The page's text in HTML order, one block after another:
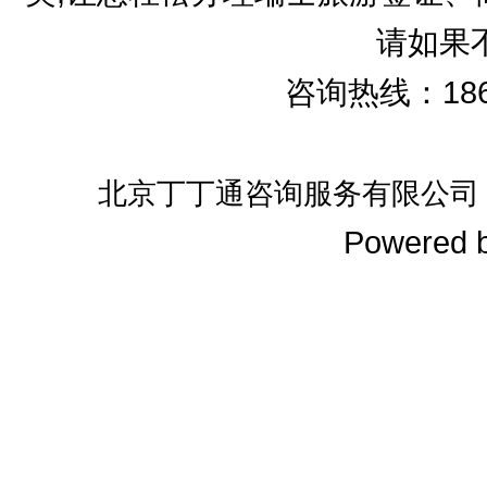
请如果
咨询热线：
北京丁丁通咨询服务有限公
Powered